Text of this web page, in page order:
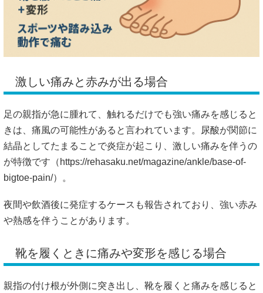
激しい痛みと赤みが出る場合
足の親指が急に腫れて、触れるだけでも強い痛みを感じると
きは、痛風の可能性があると言われています。尿酸が関節に
結晶としてたまることで炎症が起こり、激しい痛みを伴うの
が特徴です（ https://rehasaku.net/magazine/ankle/base-of-
bigtoe-pain/）。
夜間や飲酒後に発症するケースも報告されており、強い赤み
や熱感を伴うことがあります。
靴を履くときに痛みや変形を感じる場合
親指の付け根が外側に突き出し、靴を履くと痛みを感じると